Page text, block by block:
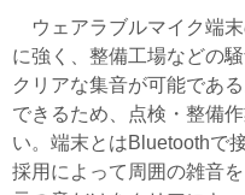
ウェアラブルマイク端
に強く、整備工場などの
クリアな集音が可能であ
できるため、点検・整備
い。端末とはBluetoothで
採用によって周囲の雑音